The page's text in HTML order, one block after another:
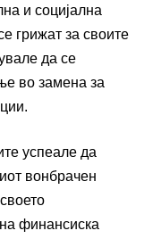
и социјална
грижат за своите
да се
во замена за
успеале да
вонбрачен
финансиска